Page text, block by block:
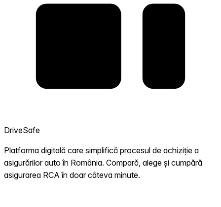
DriveSafe
Platforma digitală care simplifică procesul de achiziție a
asigurărilor auto în România. Compară, alege și cumpără
asigurarea RCA în doar câteva minute.